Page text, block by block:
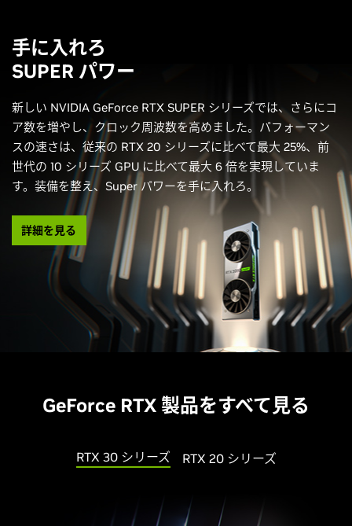
手に入れろ
SUPER パワー
新しい NVIDIA GeForce RTX SUPER シリーズでは、さらにコ
ア数を増やし、クロック周波数を高めました。パフォーマン
スの速さは、従来の RTX 20 シリーズに比べて最大 25%、前
世代の 10 シリーズ GPU に比べて最大 6 倍を実現していま
す。装備を整え、Super パワーを手に入れろ。
詳細を見る
GeForce RTX 製品をすべて見る
RTX 30 シリーズ RTX 20 シリーズ